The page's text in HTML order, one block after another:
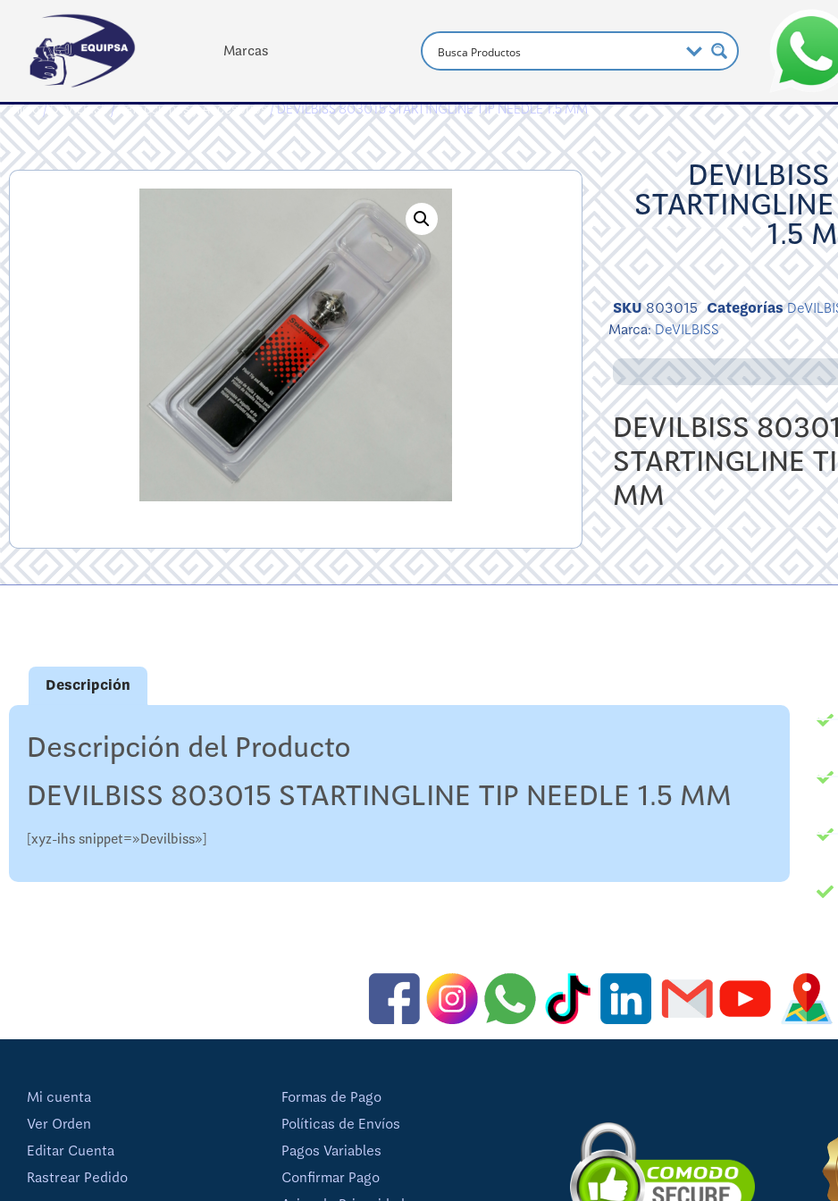
Marcas
Inicio/DeVILBISS/Refacciones y Accesorios/ DEVILBISS 803015 STARTINGLINE TIP NEEDLE 1.5 MM
1.5
SKU803015 Categorías
Marca:DeVILBISS
DEVILBISS
STARTINGLINE
MM
Descripción
Descripción del Producto
DEVILBISS 803015 STARTINGLINE TIP NEEDLE 1.5 MM
[xyz-ihs snippet=»Devilbiss»]
Mi cuenta
Ver Orden
Editar Cuenta
Rastrear Pedido
Formas de Pago
Políticas de Envíos
Pagos Variables
Confirmar Pago